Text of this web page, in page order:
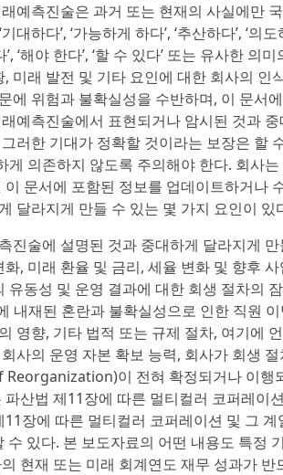
예측진술은 과거 또는 현재의 사실에만
대하다’, ‘가능하게 하다’, ‘추산하다’, ‘의
’, ‘해야 한다’, ‘할 수 있다’ 또는 유사한
, 미래 발전 및 기타 요인에 대한 회사의
에 위험과 불확실성을 수반하며, 이 문서
예측진술에서 표현되거나 암시된 것과
러한 기대가 정확할 것이라는 보장은 할
게 의존하지 않도록 주의해야 한다. 회사
이 문서에 포함된 정보를 업데이트하거나
달라지게 만들 수 있는 몇 가지 요인이 있
진술에 설명된 것과 중대하게 달라지게
, 미래 환율 및 금리, 세율 변화 및 향후
유동성 및 운영 결과에 대한 회생 절차의
내재된 혼란과 불확실성으로 인한 직원
영향, 기타 법적 또는 규제 절차, 여기에
사의 운영 자본 확보 능력, 회사가 회생
Reorganization)이 전혀 확정되거나 이행
산법 제11장에 따른 멀티컬러 코퍼레이
11장에 따른 멀티컬러 코퍼레이션 및 그
수 있다. 본 보도자료의 어떤 내용도 특정
현재 또는 미래 회계연도 재무 성과가